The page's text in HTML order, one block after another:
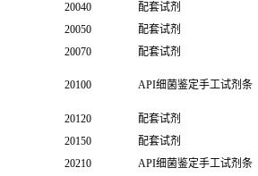
20040
配套试剂
20050
配套试剂
20070
配套试剂
20100 API细菌鉴定手工试剂条
20120 配套试剂
20150
配套试剂
20210
API细菌鉴定手工试剂条